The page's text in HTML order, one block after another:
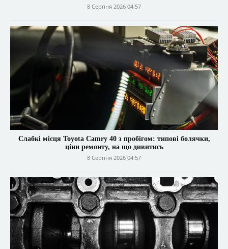
8 Серпня 2026 04:57
Слабкі місця Toyota Camry 40 з пробігом: типові болячки,
ціни ремонту, на що дивитись
8 Серпня 2026 04:57